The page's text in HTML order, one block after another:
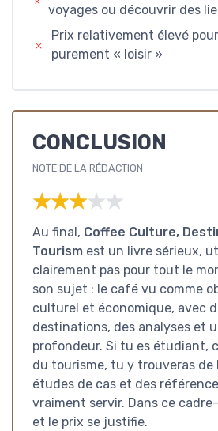
voyages ou découvrir des
Prix relativement élevé
purement « loisir »
CONCLUSION
NOTE DE LA RÉDACTION
★★★★★
★★★★★
Au final, Coffee Culture,
Tourism est un livre sérieux,
clairement pas pour tout le
son sujet : le café vu comme
culturel et économique, avec
destinations, des analyses et
profondeur. Si tu es étudiant,
du tourisme, tu y trouveras de
études de cas et des
vraiment servir. Dans ce
et le prix se justifie.